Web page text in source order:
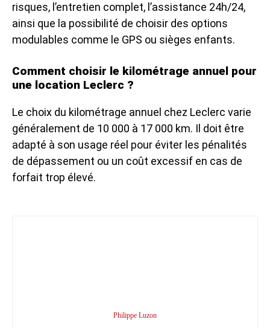
risques, l’entretien complet, l’assistance 24h/24,
ainsi que la possibilité de choisir des options
modulables comme le GPS ou sièges enfants.
Comment choisir le kilométrage annuel pour
une location Leclerc ?
Le choix du kilométrage annuel chez Leclerc varie
généralement de 10 000 à 17 000 km. Il doit être
adapté à son usage réel pour éviter les pénalités
de dépassement ou un coût excessif en cas de
forfait trop élevé.
Philippe Luzon